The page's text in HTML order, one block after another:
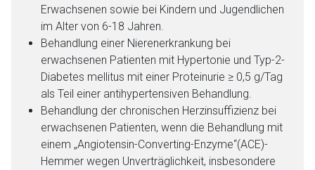
Erwachsenen sowie bei Kindern und Jugendlichen
im Alter von 6-18 Jahren.
Behandlung einer Nierenerkrankung bei
erwachsenen Patienten mit Hypertonie und Typ-2-
Diabetes mellitus mit einer Proteinurie ≥ 0,5 g/Tag
als Teil einer antihypertensiven Behandlung.
Behandlung der chronischen Herzinsuffizienz bei
erwachsenen Patienten, wenn die Behandlung mit
einem „Angiotensin-Converting-Enzyme“(ACE)-
Hemmer wegen Unverträglichkeit, insbesondere